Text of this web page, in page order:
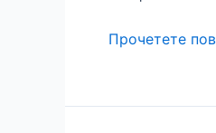
Иновация
якост:
Прочетете